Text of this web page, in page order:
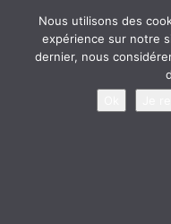
Nous utilisons des
expérience sur notre
dernier, nous